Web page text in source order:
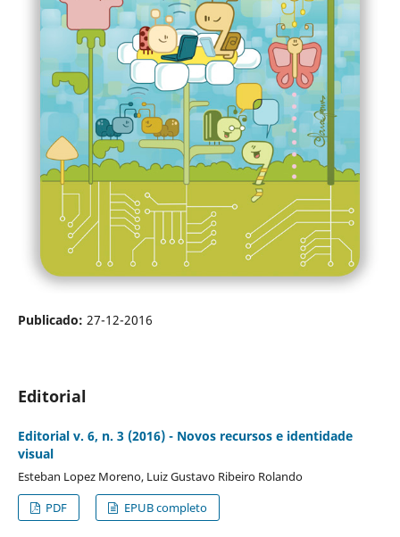
Publicado: 27-12-2016
Editorial
Editorial v. 6, n. 3 (2016) - Novos recursos e identidade
visual
Esteban Lopez Moreno, Luiz Gustavo Ribeiro Rolando
PDF
EPUB completo